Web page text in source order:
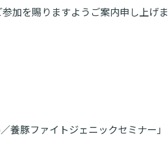
加を賜りますようご案内申し上げま
豚ファイトジェニックセミナー」